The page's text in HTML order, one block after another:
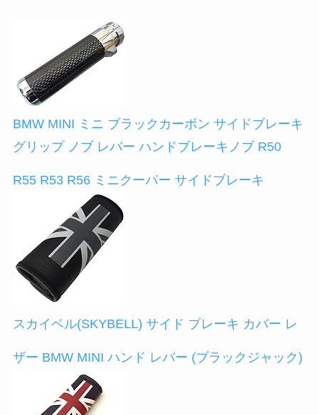
BMW MINI ミニ ブラックカーボン サイドブレーキ
グリップ ノブ レバー ハンドブレーキノブ R50
R55 R53 R56 ミニクーパー サイドブレーキ
スカイベル(SKYBELL) サイド ブレーキ カバー レ
ザー BMW MINI ハンド レバー (ブラックジャック)